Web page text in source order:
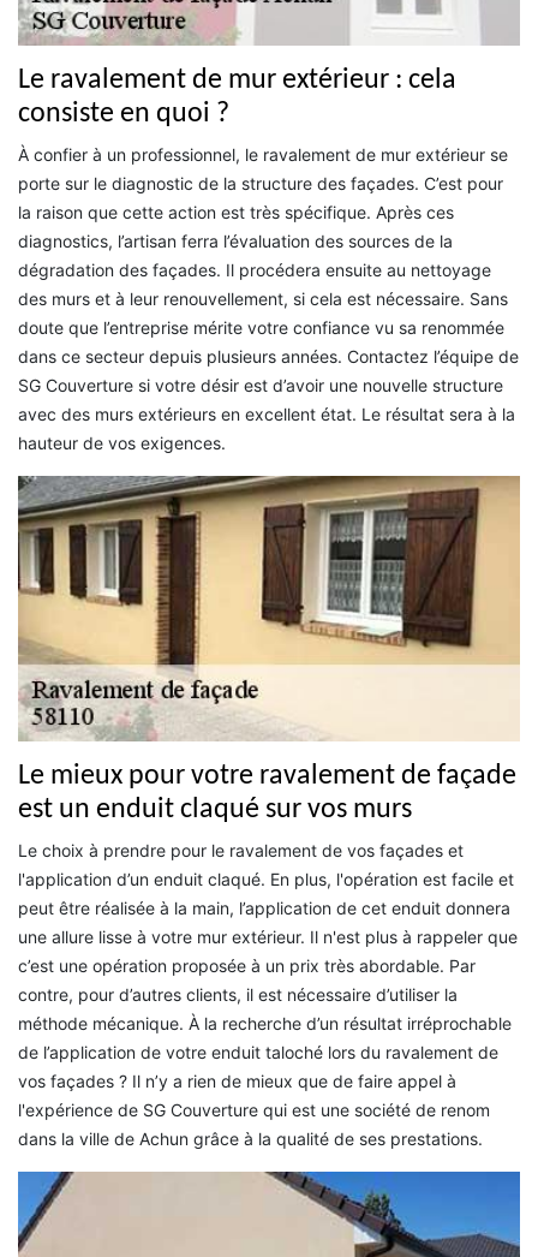
Le ravalement de mur extérieur : cela
consiste en quoi ?
À confier à un professionnel, le ravalement de mur extérieur se
porte sur le diagnostic de la structure des façades. C’est pour
la raison que cette action est très spécifique. Après ces
diagnostics, l’artisan ferra l’évaluation des sources de la
dégradation des façades. Il procédera ensuite au nettoyage
des murs et à leur renouvellement, si cela est nécessaire. Sans
doute que l’entreprise mérite votre confiance vu sa renommée
dans ce secteur depuis plusieurs années. Contactez l’équipe de
SG Couverture si votre désir est d’avoir une nouvelle structure
avec des murs extérieurs en excellent état. Le résultat sera à la
hauteur de vos exigences.
Le mieux pour votre ravalement de façade
est un enduit claqué sur vos murs
Le choix à prendre pour le ravalement de vos façades et
l'application d’un enduit claqué. En plus, l'opération est facile et
peut être réalisée à la main, l’application de cet enduit donnera
une allure lisse à votre mur extérieur. Il n'est plus à rappeler que
c’est une opération proposée à un prix très abordable. Par
contre, pour d’autres clients, il est nécessaire d’utiliser la
méthode mécanique. À la recherche d’un résultat irréprochable
de l’application de votre enduit taloché lors du ravalement de
vos façades ? Il n’y a rien de mieux que de faire appel à
l'expérience de SG Couverture qui est une société de renom
dans la ville de Achun grâce à la qualité de ses prestations.